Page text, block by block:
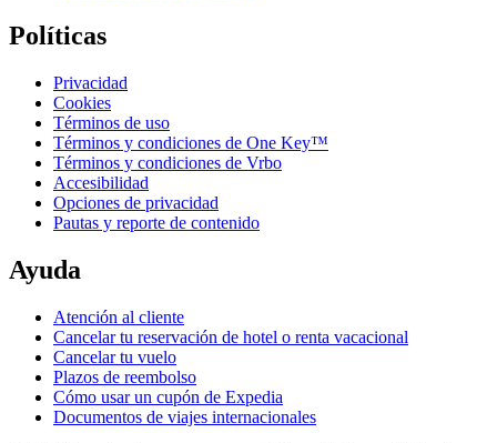
Políticas
Privacidad
Cookies
Términos de uso
Términos y condiciones de One Key™
Términos y condiciones de Vrbo
Accesibilidad
Opciones de privacidad
Pautas y reporte de contenido
Ayuda
Atención al cliente
Cancelar tu reservación de hotel o renta vacacional
Cancelar tu vuelo
Plazos de reembolso
Cómo usar un cupón de Expedia
Documentos de viajes internacionales